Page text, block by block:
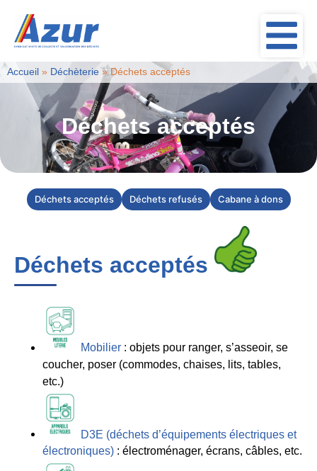
Déchets acceptés
Accueil » Déchèterie »Déchets acceptés
Déchets acceptés Déchets refusés Cabane à dons
Déchets acceptés
Mobilier : objets pour ranger, s’asseoir, se
coucher, poser (commodes, chaises, lits, tables,
etc.)
D3E (déchets d’équipements électriques et
électroniques) : électroménager, écrans, câbles, etc.